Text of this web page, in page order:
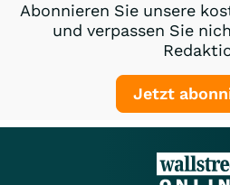
Abonnieren Sie unsere
und verpassen Sie
Jetzt